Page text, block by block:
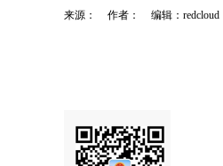
来源： 作者： 编辑：redcloud